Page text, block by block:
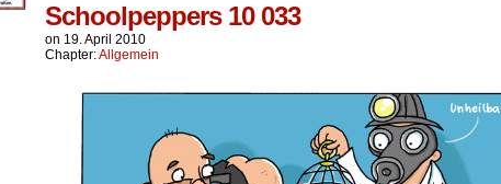
Schoolpeppers 10 033
on 19. April 2010
Chapter:Allgemein